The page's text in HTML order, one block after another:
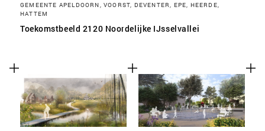
GEMEENTE APELDOORN, VOORST, DEVENTER, EPE, HEERDE,
HATTEM
Toekomstbeeld 2120 Noordelijke IJsselvallei